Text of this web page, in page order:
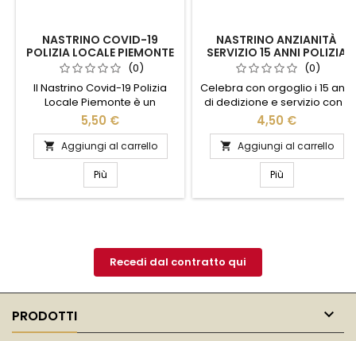
NASTRINO COVID-19
POLIZIA LOCALE PIEMONTE
(0)
Il Nastrino Covid-19 Polizia
Locale Piemonte è un
simbolo di dedizione e
servizio durante la
pandemia. Realizzato con
materiali di alta qualità,
questo nastrino rappresenta
l'impegno e il coraggio degli
agenti della Polizia Locale del
svolto in tempi difficili e per
ricordare l'importanza della...
5,50 €
 Aggiungi al carrello
Più
NASTRINO ANZIANITÀ
SERVIZIO 15 ANNI POLIZIA
LOCALE LAZIO
(0)
Celebra con orgoglio i 15 anni
di dedizione e servizio con il
Nastrino Anzianità Servizio
della Polizia Locale Lazio.
Questo distintivo elegante e
raffinato è un simbolo di
impegno e professionalità,
realizzato con materiali di
alta qualità per garantire
omaggio al tuo percorso e
alla tua dedizione...
4,50 €
 Aggiungi al carrello
Più
Recedi dal contratto qui
PRODOTTI 